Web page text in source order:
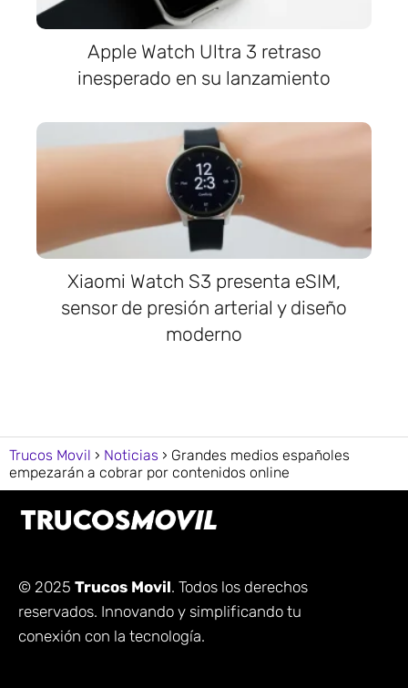
Apple Watch Ultra 3 retraso
inesperado en su lanzamiento
Xiaomi Watch S3 presenta eSIM,
sensor de presión arterial y diseño
moderno
Trucos Movil Noticias
Grandes medios españoles
empezarán a cobrar por contenidos online
© 2025 Trucos Movil. Todos los derechos
reservados. Innovando y simplificando tu
conexión con la tecnología.